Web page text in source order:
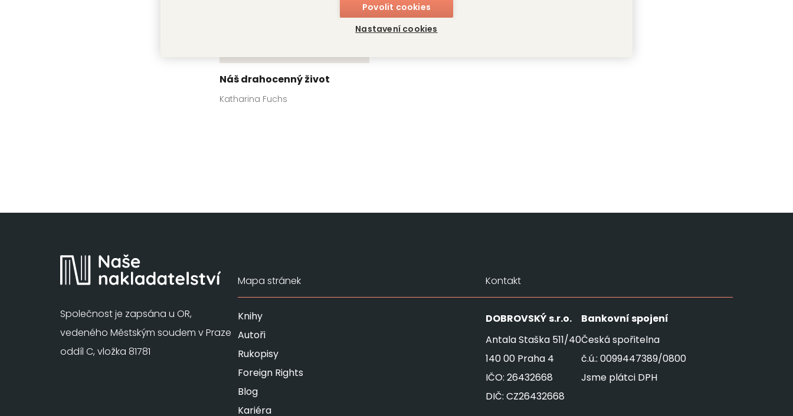
Povolit cookies
Nastavení cookies
Náš drahocenný život
Katharina Fuchs
Společnost je zapsána u OR,
vedeného Městským soudem v Praze
oddíl C, vložka 81781
Mapa stránek
Knihy
Autoři
Rukopisy
Foreign Rights
Blog
Kariéra
Kontakt
DOBROVSKÝs.r.o.
Antala Staška 511/40
140 00 Praha 4
IČO: 26432668
DIČ: CZ26432668
Bankovní spojení
Česká spořitelna
č.ú.: 0099447389/0800
Jsme plátci DPH